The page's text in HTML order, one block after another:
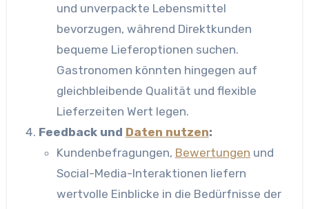
und unverpackte Lebensmittel
bevorzugen, während Direktkunden
bequeme Lieferoptionen suchen.
Gastronomen könnten hingegen auf
gleichbleibende Qualität und flexible
Lieferzeiten Wert legen.
Feedback und Daten nutzen:
Kundenbefragungen, Bewertungen und
Social-Media-Interaktionen liefern
wertvolle Einblicke in die Bedürfnisse der